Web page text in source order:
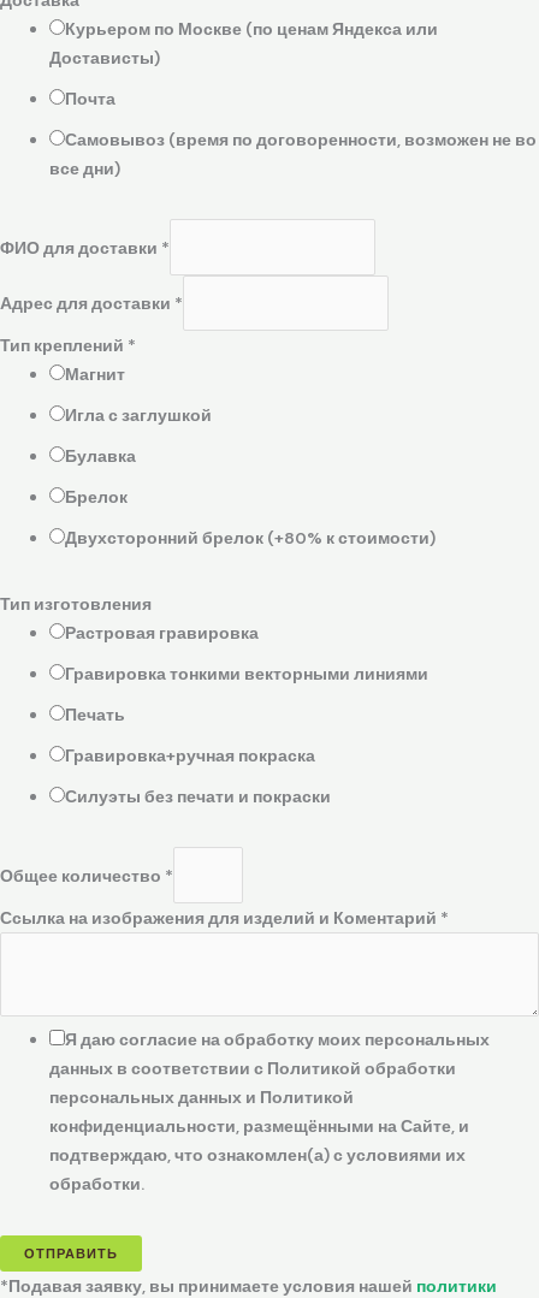
Курьером по Москве (по ценам Яндекса или
Достависты)
Почта
Самовывоз (время по договоренности, возможен не во
все дни)
ФИО для доставки *
Адрес для доставки *
Тип креплений *
Магнит
Игла с заглушкой
Булавка
Брелок
Двухсторонний брелок (+80% к стоимости)
Тип изготовления
Растровая гравировка
Гравировка тонкими векторными линиями
Печать
Гравировка+ручная покраска
Силуэты без печати и покраски
Общее количество *
Ссылка на изображения для изделий и Коментарий *
Я даю согласие на обработку моих персональных
данных в соответствии с Политикой обработки
персональных данных и Политикой
конфиденциальности, размещёнными на Сайте, и
подтверждаю, что ознакомлен(а) с условиями их
обработки.
ОТПРАВИТЬ
*Подавая заявку, вы принимаете условия нашей политики